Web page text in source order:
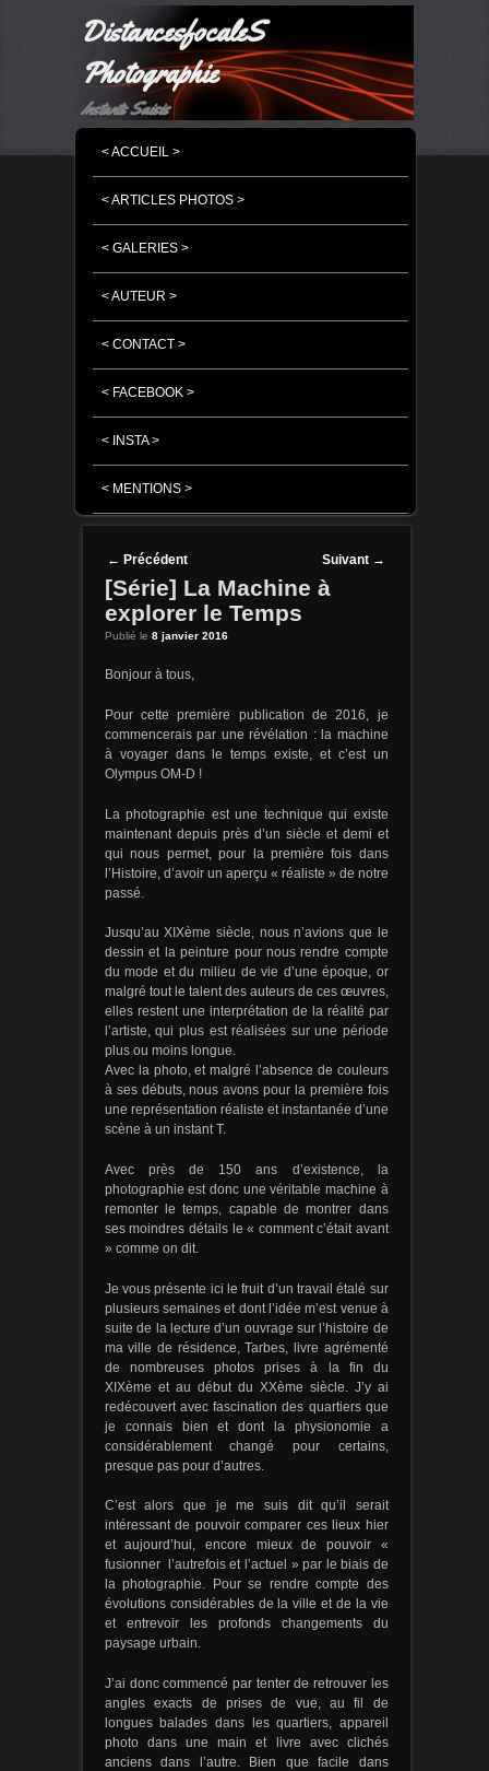
DistancesfocaleS
Photographie
Instants Saisis
MASQUER LA NAVIGATION PRINCIPALE
MASQUER LA NAVIGATION SECONDAIRE
< ACCUEIL >
< ARTICLES PHOTOS >
< GALERIES >
< AUTEUR >
< CONTACT >
< FACEBOOK >
< INSTA >
< MENTIONS >
Post navigation
← Précédent Suivant →
[Série] La Machine à
explorer le Temps
Publié le 8 janvier 2016
Bonjour à tous,
Pour cette première publication de 2016, je
commencerais par une révélation : la machine
à voyager dans le temps existe, et c’est un
Olympus OM-D !
La photographie est une technique qui existe
maintenant depuis près d’un siècle et demi et
qui nous permet, pour la première fois dans
l’Histoire, d’avoir un aperçu « réaliste » de notre
passé.
Jusqu’au XIXème siècle, nous n’avions que le
dessin et la peinture pour nous rendre compte
du mode et du milieu de vie d’une époque, or
malgré tout le talent des auteurs de ces œuvres,
elles restent une interprétation de la réalité par
l’artiste, qui plus est réalisées sur une période
plus ou moins longue.
Avec la photo, et malgré l’absence de couleurs
à ses débuts, nous avons pour la première fois
une représentation réaliste et instantanée d’une
scène à un instant T.
Avec près de 150 ans d’existence, la
photographie est donc une véritable machine à
remonter le temps, capable de montrer dans
ses moindres détails le « comment c’était avant
» comme on dit.
Je vous présente ici le fruit d’un travail étalé sur
plusieurs semaines et dont l’idée m’est venue à
suite de la lecture d’un ouvrage sur l’histoire de
ma ville de résidence, Tarbes, livre agrémenté
de nombreuses photos prises à la fin du
XIXème et au début du XXème siècle. J’y ai
redécouvert avec fascination des quartiers que
je connais bien et dont la physionomie a
considérablement changé pour certains,
presque pas pour d’autres.
C’est alors que je me suis dit qu’il serait
intéressant de pouvoir comparer ces lieux hier
et aujourd’hui, encore mieux de pouvoir «
fusionner l’autrefois et l’actuel » par le biais de
la photographie. Pour se rendre compte des
évolutions considérables de la ville et de la vie
et entrevoir les profonds changements du
paysage urbain.
J’ai donc commencé par tenter de retrouver les
angles exacts de prises de vue, au fil de
longues balades dans les quartiers, appareil
photo dans une main et livre avec clichés
anciens dans l’autre. Bien que facile dans